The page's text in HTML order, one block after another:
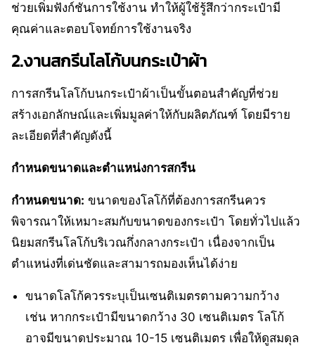
ช่วยเพิ่มฟังก์ชันการใช้งาน ทำให้ผู้ใช้รู้สึกว่ากระเป๋ามี
คุณค่าและตอบโจทย์การใช้งานจริง
2.งานสกรีนโลโก้บนกระเป๋าผ้า
การสกรีนโลโก้บนกระเป๋าผ้าเป็นขั้นตอนสำคัญที่ช่วย
สร้างเอกลักษณ์และเพิ่มมูลค่าให้กับผลิตภัณฑ์ โดยมีราย
ละเอียดที่สำคัญดังนี้
กำหนดขนาดและตำแหน่งการสกรีน
กำหนดขนาด: ขนาดของโลโก้ที่ต้องการสกรีนควร
พิจารณาให้เหมาะสมกับขนาดของกระเป๋า โดยทั่วไปแล้ว
นิยมสกรีนโลโก้บริเวณกึ่งกลางกระเป๋า เนื่องจากเป็น
ตำแหน่งที่เด่นชัดและสามารถมองเห็นได้ง่าย
ขนาดโลโก้ควรระบุเป็นเซนติเมตรตามความกว้าง
เช่น หากกระเป๋ามีขนาดกว้าง 30 เซนติเมตร โลโก้
อาจมีขนาดประมาณ 10-15 เซนติเมตร เพื่อให้ดูสมดุล